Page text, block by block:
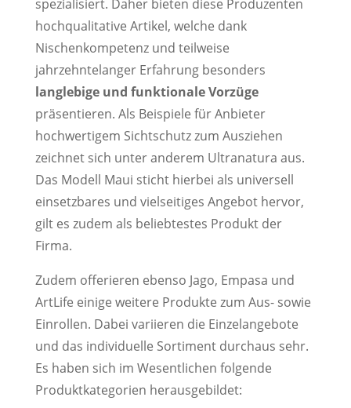
spezialisiert. Daher bieten diese Produzenten
hochqualitative Artikel, welche dank
Nischenkompetenz und teilweise
jahrzehntelanger Erfahrung besonders
langlebige und funktionale Vorzüge
präsentieren. Als Beispiele für Anbieter
hochwertigem Sichtschutz zum Ausziehen
zeichnet sich unter anderem Ultranatura aus.
Das Modell Maui sticht hierbei als universell
einsetzbares und vielseitiges Angebot hervor,
gilt es zudem als beliebtestes Produkt der
Firma.
Zudem offerieren ebenso Jago, Empasa und
ArtLife einige weitere Produkte zum Aus- sowie
Einrollen. Dabei variieren die Einzelangebote
und das individuelle Sortiment durchaus sehr.
Es haben sich im Wesentlichen folgende
Produktkategorien herausgebildet: